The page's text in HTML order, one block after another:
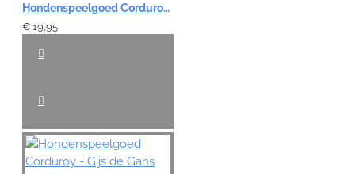
Hondenspeelgoed Corduroy - Gijs de Gans 65cm
€ 19,95